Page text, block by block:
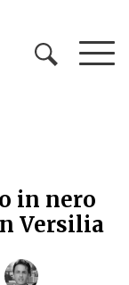
in nero
Versilia
in nero